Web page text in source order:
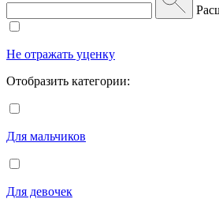
Не отражать уценку
Отобразить категории:
Для мальчиков
Для девочек